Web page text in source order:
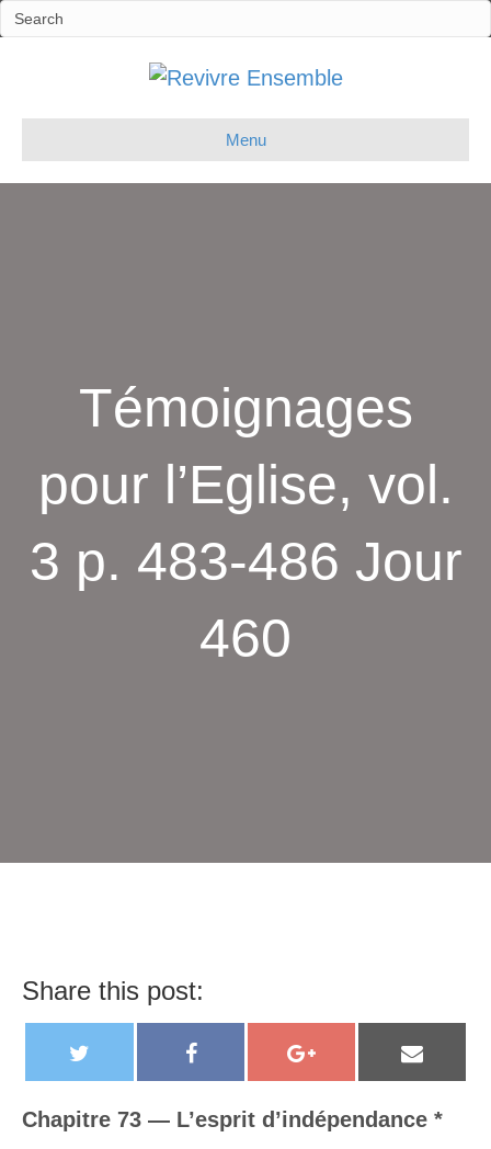
Menu
Témoignages
pour l’Eglise, vol.
3 p. 483-486 Jour
460
Share this post:
w
i
a
c
o
o
m
a
Chapitre 73 — L’esprit d’indépendance *